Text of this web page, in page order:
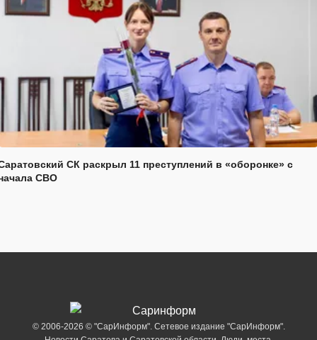
СК раскрыл 11 преступлений в «оборонке» с
СВО
© 2006-2026 © "СарИнформ". Сетевое издание "СарИнформ".